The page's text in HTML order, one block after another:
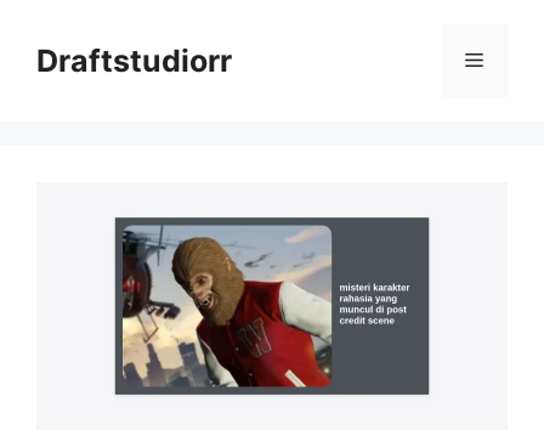
contentDraftstudiorr Menu